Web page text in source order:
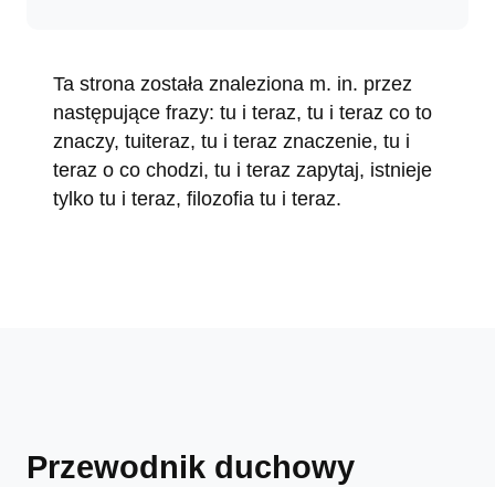
Ta strona została znaleziona m. in. przez
następujące frazy: tu i teraz, tu i teraz co to
znaczy, tuiteraz, tu i teraz znaczenie, tu i
teraz o co chodzi, tu i teraz zapytaj, istnieje
tylko tu i teraz, filozofia tu i teraz.
Przewodnik duchowy